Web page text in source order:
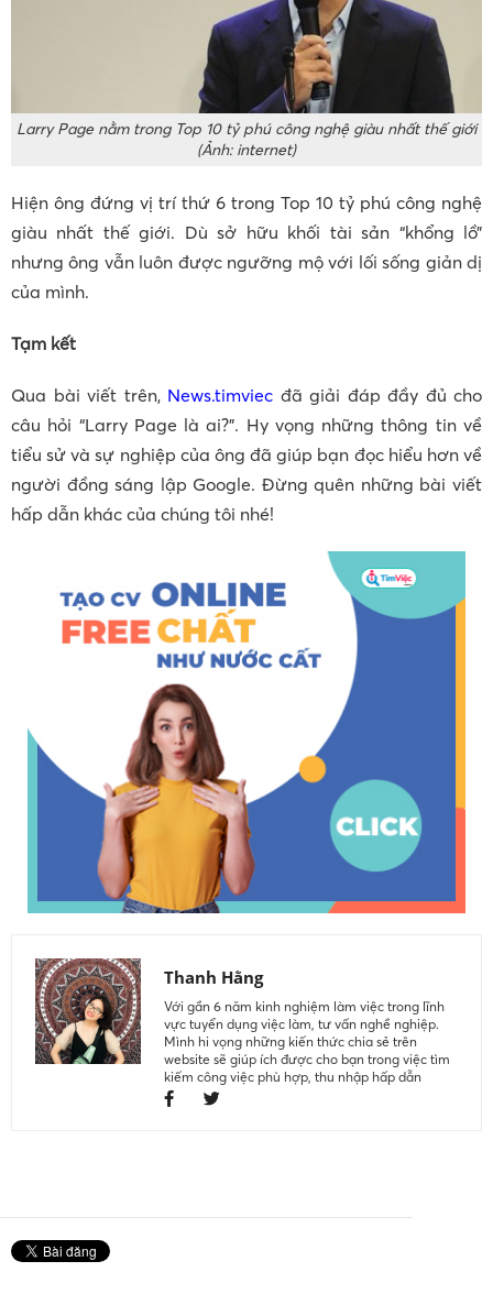
Larry Page nằm trong Top 10 tỷ phú công nghệ giàu nhất thế giới
(Ảnh: internet)
Hiện ông đứng vị trí thứ 6 trong Top 10 tỷ phú công nghệ
giàu nhất thế giới. Dù sở hữu khối tài sản “khổng lồ”
nhưng ông vẫn luôn được ngưỡng mộ với lối sống giản dị
của mình.
Tạm kết
Qua bài viết trên, News.timviec đã giải đáp đầy đủ cho
câu hỏi “Larry Page là ai?”. Hy vọng những thông tin về
tiểu sử và sự nghiệp của ông đã giúp bạn đọc hiểu hơn về
người đồng sáng lập Google. Đừng quên những bài viết
hấp dẫn khác của chúng tôi nhé!
Thanh Hằng
Với gần 6 năm kinh nghiệm làm việc trong lĩnh
vực tuyển dụng việc làm, tư vấn nghề nghiệp.
Mình hi vọng những kiến thức chia sẻ trên
website sẽ giúp ích được cho bạn trong việc tìm
kiếm công việc phù hợp, thu nhập hấp dẫn